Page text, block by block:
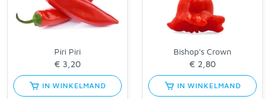
Piri Piri
IN WINKELMAND
Bishop's Crown
IN WINKELMAND